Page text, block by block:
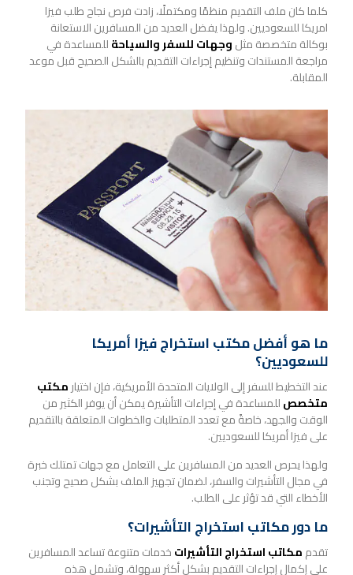
كلما كان ملف التقديم منظمًا ومكتملًا، زادت فرص نجاح طلب فيزا
امريكا للسعوديين. ولهذا يفضل العديد من المسافرين الاستعانة
بوكالة متخصصة مثلوجهات للسفر والسياحةللمساعدة في
مراجعة المستندات وتنظيم إجراءات التقديم بالشكل الصحيح قبل موعد
المقابلة.
ما هو أفضل مكتب استخراج فيزا أمريكا
للسعوديين؟
عند التخطيط للسفر إلى الولايات المتحدة الأمريكية، فإن اختيارمكتب
متخصصللمساعدة في إجراءات التأشيرة يمكن أن يوفر الكثير من
الوقت والجهد، خاصةً مع تعدد المتطلبات والخطوات المتعلقة بالتقديم
على فيزا أمريكا للسعوديين.
ولهذا يحرص العديد من المسافرين على التعامل مع جهات تمتلك خبرة
في مجال التأشيرات والسفر، لضمان تجهيز الملف بشكل صحيح وتجنب
الأخطاء التي قد تؤثر على الطلب.
ما دور مكاتب استخراج التأشيرات؟
تقدممكاتب استخراج التأشيراتخدمات متنوعة تساعد المسافرين
على إكمال إجراءات التقديم بشكل أكثر سهولة، وتشمل هذه